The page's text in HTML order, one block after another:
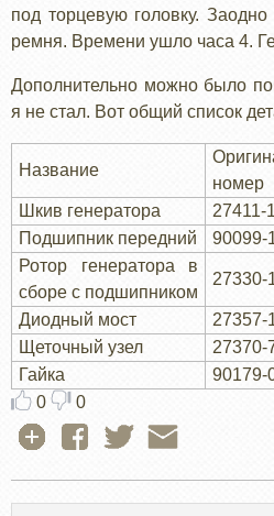
под торцевую головку.
ремня. Времени ушло часа 4.
Дополнительно можно было
я не стал. Вот общий список
Название
номер
Шкив генератора 27411-
Подшипник передний
90099-
Ротор генератора в
сборе с подшипником
27330-
Диодный мост 27357-
Щеточный узел
27370-
Гайка
90179-
0
0